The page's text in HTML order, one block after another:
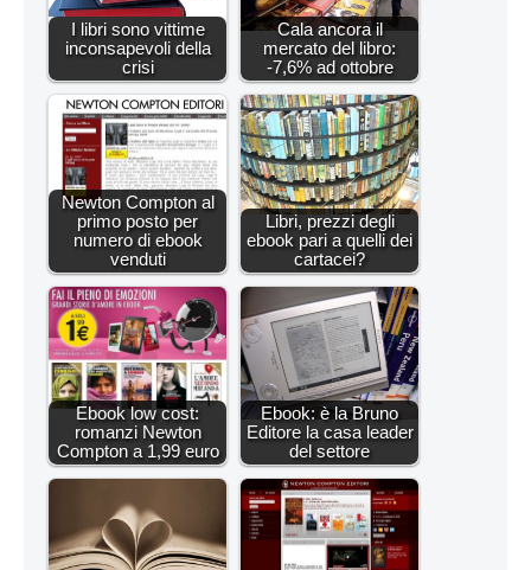
I libri sono vittime
inconsapevoli della
crisi
Cala ancora il
mercato del libro:
-7,6% ad ottobre
Newton Compton al
primo posto per
numero di ebook
venduti
Libri, prezzi degli
ebook pari a quelli dei
cartacei?
Ebook low cost:
romanzi Newton
Compton a 1,99 euro
Ebook: è la Bruno
Editore la casa leader
del settore